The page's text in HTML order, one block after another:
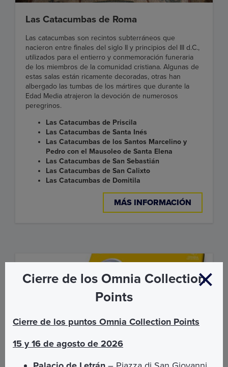
Las Catacumbas de Roma
Las catacumbas son recintos subterráneos que
nacieron entre finales del siglo II y principios del III d.C.,
utilizados para el entierro y conmemoración funeraria
de los miembros de la comunidad cristiana. Algunas de
estas salas están ricamente decoradas, otras han
albergado las tumbas de los mártires que durante la
Edad Media atrajeron la devoción de numerosos
peregrinos.
Las Catacumbas de Priscila
Las Catacumbas de Santa Inés
Las Catacumbas de los Santos Marcelino y
Pedro con el Mausoleo de Santa Elena
Las Catacumbas de San Sebastián
Las Catacumbas de San Calixto
Las Catacumbas de Domitila
MÁS INFORMACIÓN
Cierre de los Omnia Collection
Points
Cierre de los puntos Omnia Collection Points
15 y 16 de agosto de 2026